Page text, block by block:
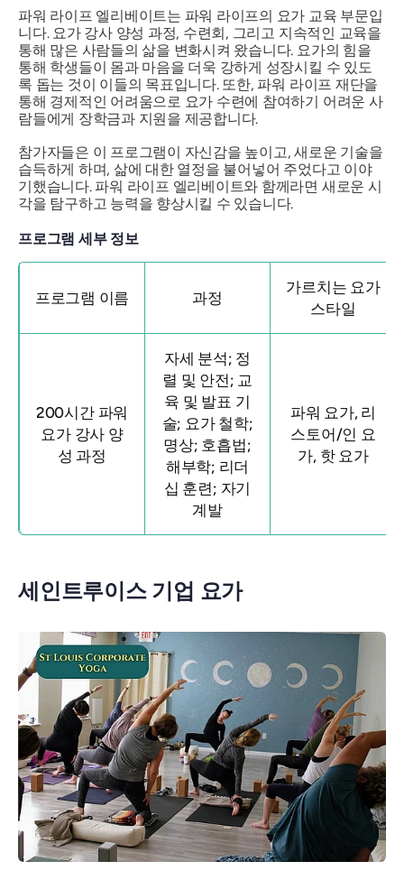
파워 라이프 엘리베이트는 파워 라이프의 요가 교육 부문입
니다. 요가 강사 양성 과정, 수련회, 그리고 지속적인 교육을
통해 많은 사람들의 삶을 변화시켜 왔습니다. 요가의 힘을
통해 학생들이 몸과 마음을 더욱 강하게 성장시킬 수 있도
록 돕는 것이 이들의 목표입니다. 또한, 파워 라이프 재단을
통해 경제적인 어려움으로 요가 수련에 참여하기 어려운 사
람들에게 장학금과 지원을 제공합니다.
참가자들은 이 프로그램이 자신감을 높이고, 새로운 기술을
습득하게 하며, 삶에 대한 열정을 불어넣어 주었다고 이야
기했습니다. 파워 라이프 엘리베이트와 함께라면 새로운 시
각을 탐구하고 능력을 향상시킬 수 있습니다.
프로그램 세부 정보
프로그램 이름 과정
가르치는 요가
스타일
200시간 파워
요가 강사 양
성 과정
자세 분석; 정
렬 및 안전; 교
육 및 발표 기
술; 요가 철학;
명상; 호흡법;
해부학; 리더
십 훈련; 자기
계발
파워 요가, 리
스토어/인 요
가, 핫 요가
세인트루이스 기업 요가